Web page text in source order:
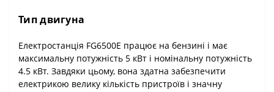
Тип двигуна
Електростанція FG6500E працює на бензині і має
максимальну потужність 5 кВт і номінальну потужність
4.5 кВт. Завдяки цьому, вона здатна забезпечити
електрикою велику кількість пристроїв і значну